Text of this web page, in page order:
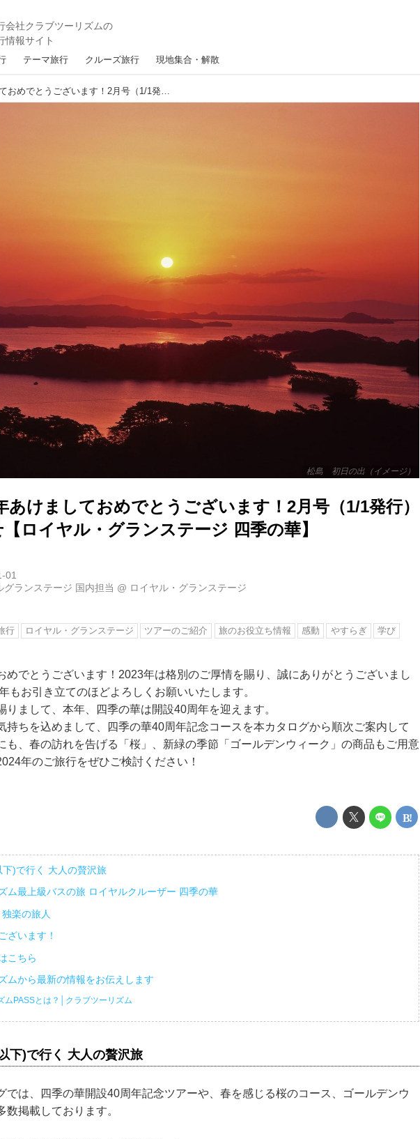
テーマ旅行 クルーズ旅行 現地集合・解散
2024年 新年あけましておめでとうございます！2月号（1/1発行）のお知らせ【ロイヤル・グランステージ 四季の華】
松島 初日の出（イメージ）
あけましておめでとうございます！2月号（1/1発行）
ロイヤル・グランステージ 四季の華】
01
グランステージ 国内担当 @ ロイヤル・グランステージ
行 ロイヤル・グランステージ ツアーのご紹介 旅のお役立ち情報 感動 やすらぎ 学び
めでとうございます！2023年は格別のご厚情を賜り、誠にありがとうございまし
もお引き立てのほどよろしくお願いいたします。
りまして、本年、四季の華は開設40周年を迎えます。
持ちを込めまして、四季の華40周年記念コースを本カタログから順次ご案内して
も、春の訪れを告げる「桜」、新緑の季節「ゴールデンウィーク」の商品もご用意
年のご旅行をぜひご検討ください！
)で行く 大人の贅沢旅
ム最上級バスの旅 ロイヤルクルーザー 四季の華
楽の旅人
ざいます！
こちら
ムから最新の情報をお伝えします
ムPASSとは？│クラブツーリズム
下)で行く 大人の贅沢旅
では、四季の華開設40周年記念ツアーや、春を感じる桜のコース、ゴールデンウ
数掲載しております。